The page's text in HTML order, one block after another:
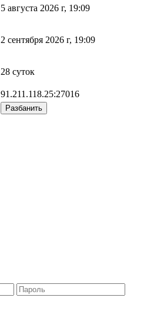
5 августа 2026 г, 19:09
2 сентября 2026 г, 19:09
28 суток
91.211.118.25:27016
Разбанить